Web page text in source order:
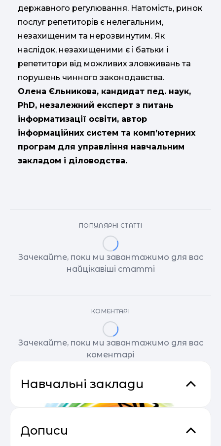
державного регулювання. Натомість, ринок
послуг репетиторів є нелегальним,
незахищеним та нерозвинутим. Як
наслідок, незахищеними є і батьки і
репетитори від можливих зловживань та
порушень чинного законодавства.
Олена Єльникова, кандидат пед. наук,
PhD, незалежний експерт з питань
інформатизації освіти, автор
інформаційних систем та комп’ютерних
програм для управління навчальним
закладом і діловодства.
ПОПУЛЯРНІ СТАТТІ
Зачекайте, поки ми завантажимо для вас
найцікавіші статті
КОМЕНТАРІ
Зачекайте, поки ми завантажимо для вас
коментарі
Навчальні заклади
Дописи